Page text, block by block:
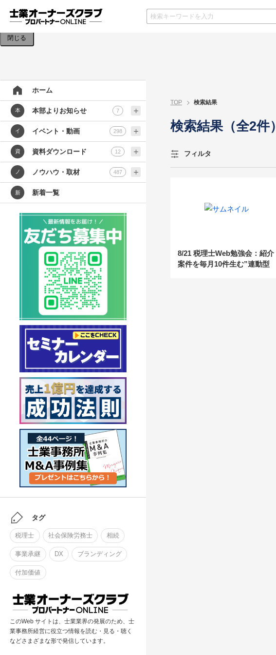
検索条件を入力してください。
閉じる
ホーム
本 本部よりお知らせ 7
イ イベント・動画 298
資 資料ダウンロード 12
ノ ノウハウ・取材 487
新 新着一覧
タグ
税理士 社会保険労務士 相続
事業承継 DX ブランディング
付加価値
このWeb サイトは、士業業界の発展のため、士
業事務所経営に役立つ情報を読む・見る・聴く
などさまざまな形で発信しています。
TOP 検索結果
検索結果（全2件）
フィルタ
8/21 税理士Web勉強会：紹介
案件を毎月10件生む”連動型